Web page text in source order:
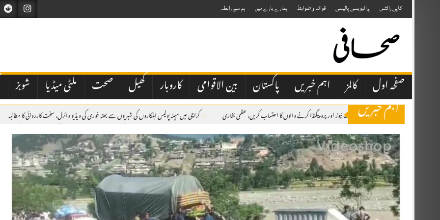
to
content
کاپی رائٹس پرائیویسی پالیسی قوائد و ضوابط ہمارے بارے میں ہم سے رابطہ
صفحہ اول کالمز اہم خبریں پاکستان بین الاقوامی کاروبار کھیل صحت ملٹی میڈیا شوبز
اہم خبریں
صحافتی تنظیمیں خود فیک نیوز اور پروپیگنڈا کرنے والوں کا احتساب کریں، عظمیٰ بخاری کراچی میں مبینہ پولیس اہلکاروں کی شہریوں سے بھتہ خوری کی ویڈیو وائرل، سخت کارروائی کا مطالبہ
ایران کے ہمسایہ ممالک نے دشمن عناصر کو اپنی سرزمین استعمال نہیں کرنے دی، صدر پزشکیان اسلام آباد: وفاقی حکومت کی جانب سے نیشنل بینک آف پاکستان کے نئے صدر کی تعیناتی
وزیراعظم شہباز شریف شہزادہ محمد بن سلمان بن عبدالعزیز آل سعود کی دعوت پر سعودی عرب پہنچ گئے۔